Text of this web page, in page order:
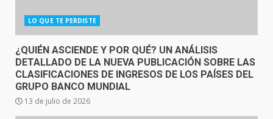
LO QUE TE PERDISTE
¿QUIÉN ASCIENDE Y POR QUÉ? UN ANÁLISIS
DETALLADO DE LA NUEVA PUBLICACIÓN SOBRE LAS
CLASIFICACIONES DE INGRESOS DE LOS PAÍSES DEL
GRUPO BANCO MUNDIAL
13 de julio de 2026